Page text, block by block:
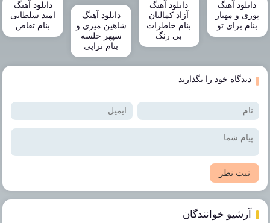
دانلود آهنگ
پوری و مهیار
بنام برای تو
دانلود آهنگ
آزاد کمالیان
بنام خاطرات
بی رنگ
دانلود آهنگ
شاهین میری و
سپهر خلسه
بنام تراپی
دانلود آهنگ
امید سلطانی
بنام تقاص
دیدگاه خود را بگذارید
ثبت نظر
آرشیو خوانندگان